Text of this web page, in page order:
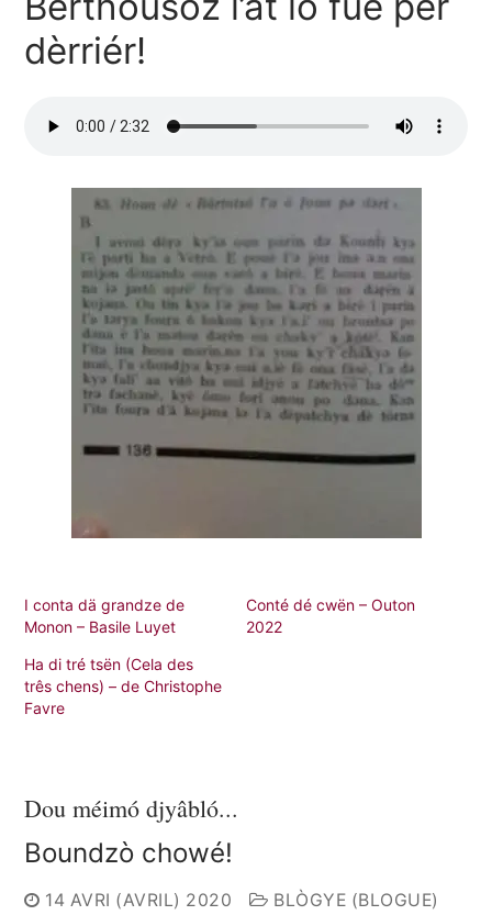
dèrriér!
I conta dä grandze de
Monon – Basile Luyet
Conté dé cwën – Outon
2022
Ha di tré tsën (Cela des
três chens) – de Christophe
Favre
Dou méimó djyâbló...
Boundzò chowé!
14 AVRI (AVRIL) 2020 BLÒGYE (BLOGUE)